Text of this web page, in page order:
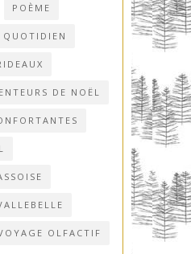
POÈME
QUOTIDIEN
DE NOËL
OLFACTIF